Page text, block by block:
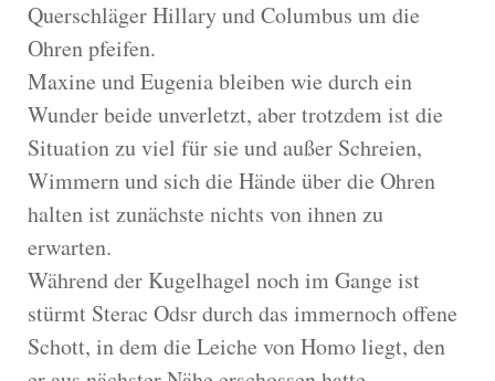
Querschläger Hillary und Columbus um die
Ohren pfeifen.
Maxine und Eugenia bleiben wie durch ein
Wunder beide unverletzt, aber trotzdem ist die
Situation zu viel für sie und außer Schreien,
Wimmern und sich die Hände über die Ohren
halten ist zunächste nichts von ihnen zu
erwarten.
Während der Kugelhagel noch im Gange ist
stürmt Sterac Odsr durch das immernoch offene
Schott, in dem die Leiche von Homo liegt, den